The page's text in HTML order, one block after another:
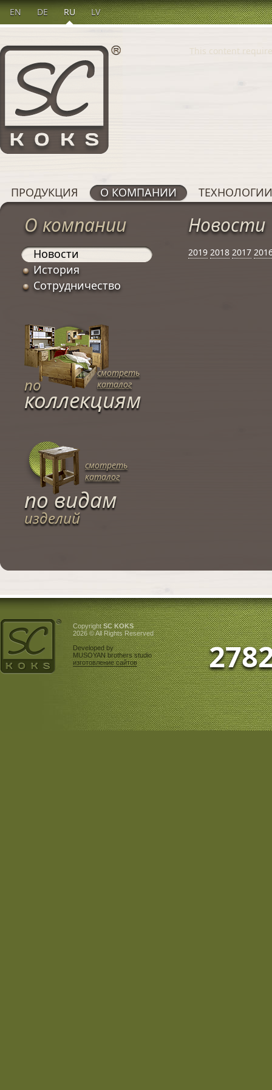
EN DE RU LV
This content
ПРОДУКЦИЯ О КОМПАНИИ ТЕХНОЛОГИИ
О компании
Новости
История
Сотрудничество
смотреть
каталог
по
коллекциям
смотреть
каталог
по видам
изделий
Новости
2019 2018 2017
CopyrightSC KOKS
2026 © All Rights Reserved
Developed by
MUSOYAN brothers studio
изготовление сайтов